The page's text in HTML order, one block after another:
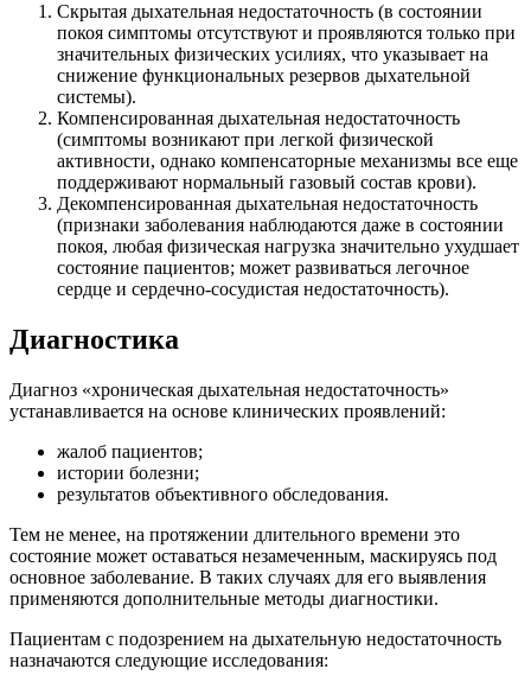
Скрытая дыхательная недостаточность (в состоянии
покоя симптомы отсутствуют и проявляются только при
значительных физических усилиях, что указывает на
снижение функциональных резервов дыхательной
системы).
Компенсированная дыхательная недостаточность
(симптомы возникают при легкой физической
активности, однако компенсаторные механизмы все еще
поддерживают нормальный газовый состав крови).
Декомпенсированная дыхательная недостаточность
(признаки заболевания наблюдаются даже в состоянии
покоя, любая физическая нагрузка значительно ухудшает
состояние пациентов; может развиваться легочное
сердце и сердечно-сосудистая недостаточность).
Диагностика
Диагноз «хроническая дыхательная недостаточность»
устанавливается на основе клинических проявлений:
жалоб пациентов;
истории болезни;
результатов объективного обследования.
Тем не менее, на протяжении длительного времени это
состояние может оставаться незамеченным, маскируясь под
основное заболевание. В таких случаях для его выявления
применяются дополнительные методы диагностики.
Пациентам с подозрением на дыхательную недостаточность
назначаются следующие исследования: